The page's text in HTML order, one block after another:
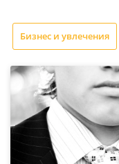
Бизнес и увлечения